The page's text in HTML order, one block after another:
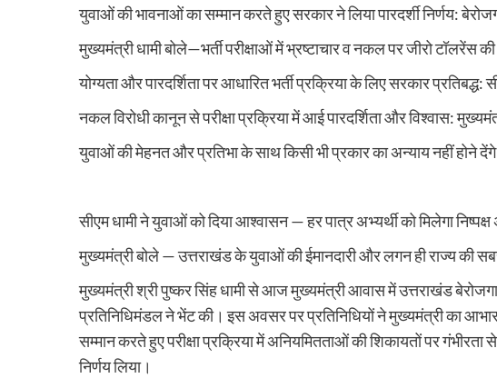
युवाओं की भावनाओं का सम्मान करते हुए सरकार ने लिया पारदर्शी निर्णय:
मुख्यमंत्री धामी बोले—भर्ती परीक्षाओं में भ्रष्टाचार व नकल पर जीरो टॉलरेंस की
योग्यता और पारदर्शिता पर आधारित भर्ती प्रक्रिया के लिए सरकार प्रतिबद्ध:
नकल विरोधी कानून से परीक्षा प्रक्रिया में आई पारदर्शिता और विश्वास:
युवाओं की मेहनत और प्रतिभा के साथ किसी भी प्रकार का अन्याय नहीं होने
सीएम धामी ने युवाओं को दिया आश्वासन — हर पात्र अभ्यर्थी को मिलेगा
मुख्यमंत्री बोले — उत्तराखंड के युवाओं की ईमानदारी और लगन ही राज्य की
मुख्यमंत्री श्री पुष्कर सिंह धामी से आज मुख्यमंत्री आवास में उत्तराखंड
प्रतिनिधिमंडल ने भेंट की। इस अवसर पर प्रतिनिधियों ने मुख्यमंत्री का
सम्मान करते हुए परीक्षा प्रक्रिया में अनियमितताओं की शिकायतों पर गंभीरता
निर्णय लिया।